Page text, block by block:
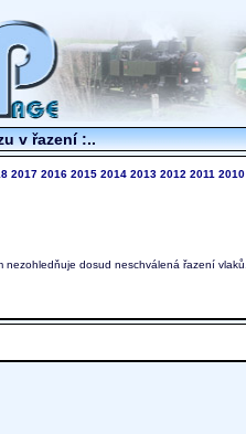
v řazení :..
2017 2016 2015 2014 2013 2012 2011 2010
dosud neschválená řazení vlaků.